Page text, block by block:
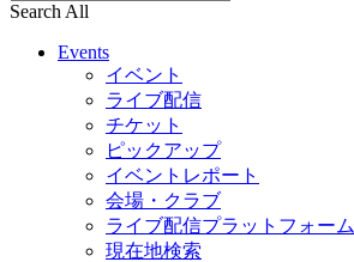
Search All
Events
イベント
ライブ配信
チケット
ピックアップ
イベントレポート
会場・クラブ
ライブ配信プラットフォーム
現在地検索